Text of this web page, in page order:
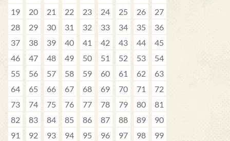
19
20 21 22 23 24 25 26
27
28
29 30 31 32 33 34 35
36
37
38 39 40 41 42 43 44
45
46
47 48 49 50 51 52 53
54
55
56 57 58 59 60 61 62
63
64
65 66 67 68 69 70 71
72
73
74 75 76 77 78 79 80
81
82
83 84 85 86 87 88 89
90
91
92 93 94 95 96 97 98
99